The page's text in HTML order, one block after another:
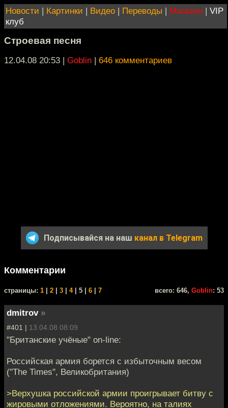
Новости | Картинки | Видео | Переводы | Магазин | VIP
клуб
Строевая песня
12.04.08 20:53 | Goblin | 646 комментариев
Подписывайся на наш канал в Telegram
Комментарии
cтраницы: 1 2 3 4| 5 | 6 7 всего: 646, Goblin: 53
dmitrov »
#401 | 13.04.08 08:09
"Британские учёные" on-line:
Российская армия борется с избыточным весом
("The Times", Великобритания)
>Верхушка российской армии проигрывает битву с
жировыми отложениями. Вероятно, на талиях